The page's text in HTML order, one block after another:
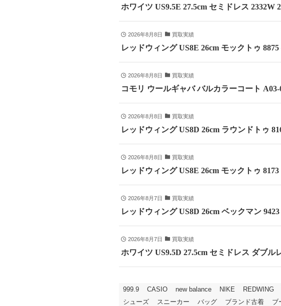
ホワイツ US9.5E 27.5cm セミドレス 2332W
2026年8月8日 買取実績
レッドウィング US8E 26cm モックトゥ
2026年8月8日 買取実績
コモリ ウールギャバ バルカラーコート
2026年8月8日 買取実績
レッドウィング US8D 26cm ラウンドトゥ
2026年8月8日 買取実績
レッドウィング US8E 26cm モックトゥ
2026年8月7日 買取実績
レッドウィング US8D 26cm ベックマン
2026年8月7日 買取実績
ホワイツ US9.5D 27.5cm セミドレス ダブル
999.9 CASIO new balance NIKE REDWING
シューズ
スニーカー バッグ ブランド古着 ブ